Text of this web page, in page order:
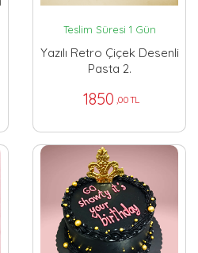
Teslim Süresi 1 Gün
Yazılı Retro Çiçek Desenli
Pasta 2.
1850 ,00 TL